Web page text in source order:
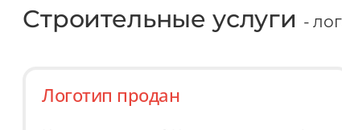
Строительные услуги -
Логотип продан